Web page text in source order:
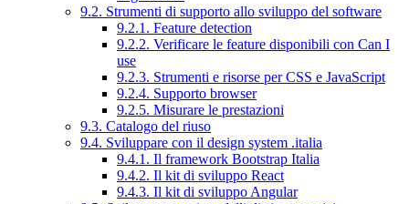
9.2. Strumenti di supporto allo sviluppo del software
9.2.1. Feature detection
9.2.2. Verificare le feature disponibili con Can I
use
9.2.3. Strumenti e risorse per CSS e JavaScript
9.2.4. Supporto browser
9.2.5. Misurare le prestazioni
9.3. Catalogo del riuso
9.4. Sviluppare con il design system .italia
9.4.1. Il framework Bootstrap Italia
9.4.2. Il kit di sviluppo React
9.4.3. Il kit di sviluppo Angular